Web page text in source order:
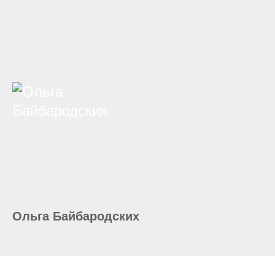
Ольга Байбародских